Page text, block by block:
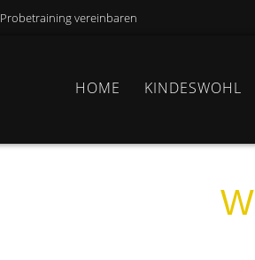
Probetraining vereinbaren
HOME KINDESWOHL